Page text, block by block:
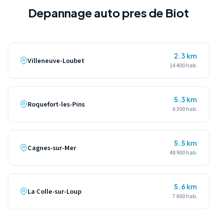
Depannage auto pres de Biot
Villeneuve-Loubet
2.3 km
14 400 hab.
Roquefort-les-Pins
5.3 km
6 300 hab.
Cagnes-sur-Mer
5.5 km
48 900 hab.
La Colle-sur-Loup
5.6 km
7 600 hab.